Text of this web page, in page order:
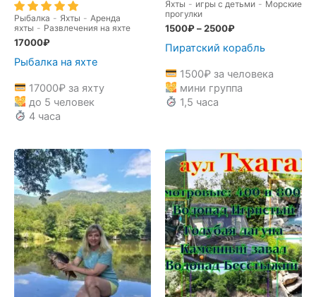
Рыбалка - Яхты - Аренда
яхты - Развлечения на яхте
17000₽
Рыбалка на яхте
17000₽за яхту
до 5 человек
4 часа
Яхты - игры с детьми - Морские
прогулки
1500₽–2500₽
Пиратский корабль
1500₽за человека
мини группа
1,5 часа